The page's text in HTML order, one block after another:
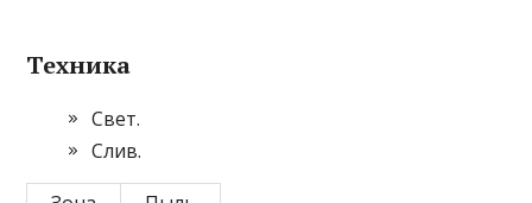
Техника
Свет.
Слив.